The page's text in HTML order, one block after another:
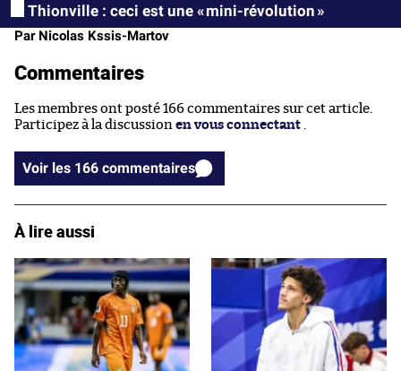
Thionville : ceci est une « mini-révolution »
Par Nicolas Kssis-Martov
Commentaires
Les membres ont posté 166 commentaires sur cet article.
Participez à la discussion en vous connectant
Voir les 166 commentaires
À lire aussi